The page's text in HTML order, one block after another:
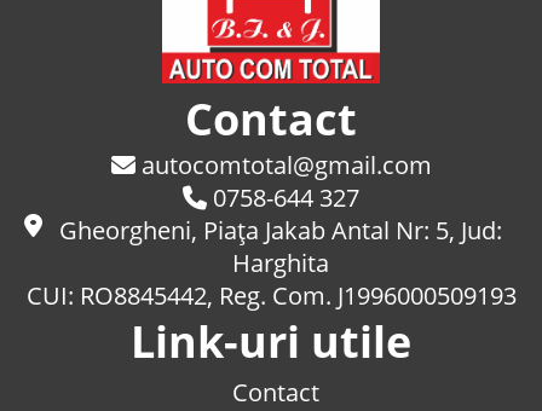
Contact
autocomtotal@gmail.com
0758-644 327
Gheorgheni, Piaţa Jakab Antal Nr: 5, Jud:
Harghita
CUI: RO8845442, Reg. Com. J1996000509193
Link-uri utile
Contact